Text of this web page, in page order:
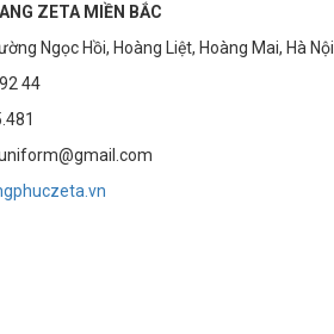
ZETA MIỀN BẮC
Hồi, Hoàng Liệt, Hoàng Mai, Hà Nội
44